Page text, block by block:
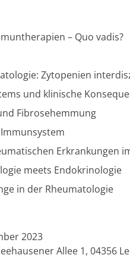
– Quo vadis?
Zytopenien
und klinische
Fibrosehemmung
Erkrankungen
meets Endokrinologie
in der Rheumatologie
2023
Allee 1, 04356